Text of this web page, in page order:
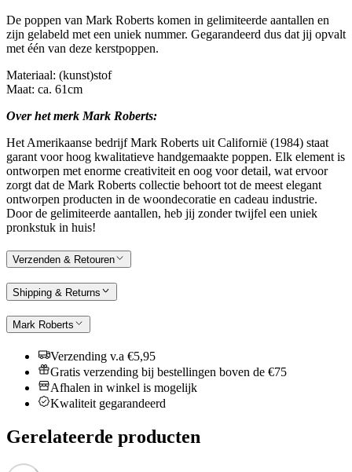
De poppen van Mark Roberts komen in gelimiteerde aantallen en
zijn gelabeld met een uniek nummer. Gegarandeerd dus dat jij opvalt
met één van deze kerstpoppen.
Materiaal: (kunst)stof
Maat: ca. 61cm
Over het merk Mark Roberts:
Het Amerikaanse bedrijf Mark Roberts uit Californië (1984) staat
garant voor hoog kwalitatieve handgemaakte poppen. Elk element is
ontworpen met enorme creativiteit en oog voor detail, wat ervoor
zorgt dat de Mark Roberts collectie behoort tot de meest elegant
ontworpen producten in de woondecoratie en cadeau industrie.
Door de gelimiteerde aantallen, heb jij zonder twijfel een uniek
pronkstuk in huis!
Verzenden & Retouren
Shipping & Returns
Mark Roberts
Verzending v.a €5,95
Gratis verzending bij bestellingen boven de €75
Afhalen in winkel is mogelijk
Kwaliteit gegarandeerd
Gerelateerde producten